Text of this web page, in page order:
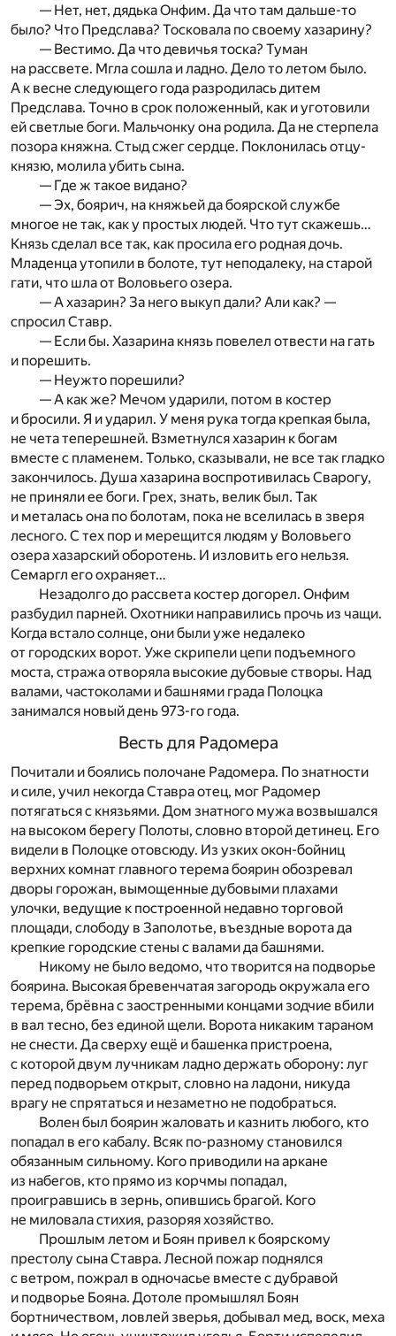
— Нет, нет, дядька Онфим. Да что там дальше-то
было? Что Предслава? Тосковала по своему хазарину?
— Вестимо. Да что девичья тоска? Туман
на рассвете. Мгла сошла и ладно. Дело то летом было.
А к весне следующего года разродилась дитем
Предслава. Точно в срок положенный, как и уготовили
ей светлые боги. Мальчонку она родила. Да не стерпела
позора княжна. Стыд сжег сердце. Поклонилась отцу-
князю, молила убить сына.
— Где ж такое видано?
— Эх, боярич, на княжьей да боярской службе
многое не так, как у простых людей. Что тут скажешь…
Князь сделал все так, как просила его родная дочь.
Младенца утопили в болоте, тут неподалеку, на старой
гати, что шла от Воловьего озера.
— А хазарин? За него выкуп дали? Али как? —
спросил Ставр.
— Если бы. Хазарина князь повелел отвести на гать
и порешить.
— Неужто порешили?
— А как же? Мечом ударили, потом в костер
и бросили. Я и ударил. У меня рука тогда крепкая была,
не чета теперешней. Взметнулся хазарин к богам
вместе с пламенем. Только, сказывали, не все так гладко
закончилось. Душа хазарина воспротивилась Сварогу,
не приняли ее боги. Грех, знать, велик был. Так
и металась она по болотам, пока не вселилась в зверя
лесного. С тех пор и мерещится людям у Воловьего
озера хазарский оборотень. И изловить его нельзя.
Семаргл его охраняет…
Незадолго до рассвета костер догорел. Онфим
разбудил парней. Охотники направились прочь из чащи.
Когда встало солнце, они были уже недалеко
от городских ворот. Уже скрипели цепи подъемного
моста, стража отворяла высокие дубовые створы. Над
валами, частоколами и башнями града Полоцка
занимался новый день 973-го года.
Весть для Радомера
Почитали и боялись полочане Радомера. По знатности
и силе, учил некогда Ставра отец, мог Радомер
потягаться с князьями. Дом знатного мужа возвышался
на высоком берегу Полоты, словно второй детинец. Его
видели в Полоцке отовсюду. Из узких окон-бойниц
верхних комнат главного терема боярин обозревал
дворы горожан, вымощенные дубовыми плахами
улочки, ведущие к построенной недавно торговой
площади, слободу в Заполотье, въездные ворота да
крепкие городские стены с валами да башнями.
Никому не было ведомо, что творится на подворье
боярина. Высокая бревенчатая загородь окружала его
терема, брёвна с заостренными концами зодчие вбили
в вал тесно, без единой щели. Ворота никаким тараном
не снести. Да сверху ещё и башенка пристроена,
с которой двум лучникам ладно держать оборону: луг
перед подворьем открыт, словно на ладони, никуда
врагу не спрятаться и незаметно не подобраться.
Волен был боярин жаловать и казнить любого, кто
попадал в его кабалу. Всяк по-разному становился
обязанным сильному. Кого приводили на аркане
из набегов, кто прямо из корчмы попадал,
проигравшись в зернь, опившись брагой. Кого
не миловала стихия, разоряя хозяйство.
Прошлым летом и Боян привел к боярскому
престолу сына Ставра. Лесной пожар поднялся
с ветром, пожрал в одночасье вместе с дубравой
и подворье Бояна. Дотоле промышлял Боян
бортничеством, ловлей зверья, добывал мед, воск, меха